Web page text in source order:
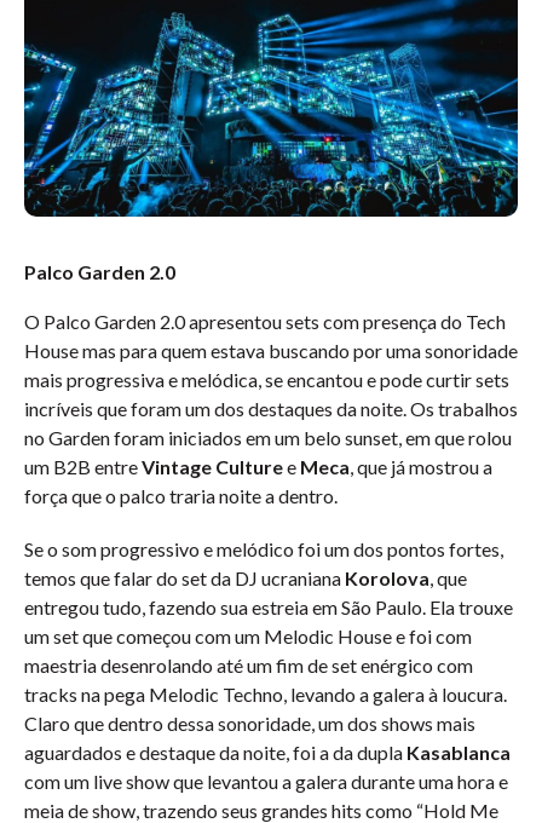
Palco Garden 2.0
O Palco Garden 2.0 apresentou sets com presença do Tech
House mas para quem estava buscando por uma sonoridade
mais progressiva e melódica, se encantou e pode curtir sets
incríveis que foram um dos destaques da noite. Os trabalhos
no Garden foram iniciados em um belo sunset, em que rolou
um B2B entreVintage Culturee Meca, que já mostrou a
força que o palco traria noite a dentro.
Se o som progressivo e melódico foi um dos pontos fortes,
temos que falar do set da DJ ucraniana Korolova, que
entregou tudo, fazendo sua estreia em São Paulo. Ela trouxe
um set que começou com um Melodic House e foi com
maestria desenrolando até um fim de set enérgico com
tracks na pega Melodic Techno, levando a galera à loucura.
Claro que dentro dessa sonoridade, um dos shows mais
aguardados e destaque da noite, foi a da dupla Kasablanca
com um live show que levantou a galera durante uma hora e
meia de show, trazendo seus grandes hits como “Hold Me